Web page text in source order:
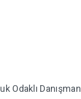
Odaklı Danışman